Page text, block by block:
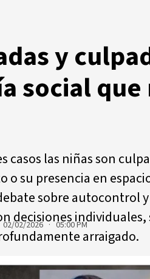
y
social que
casos las niñas son
su presencia en
sobre autocontrol
decisiones
arraigado.
02/02/2026 · 05:00 PM